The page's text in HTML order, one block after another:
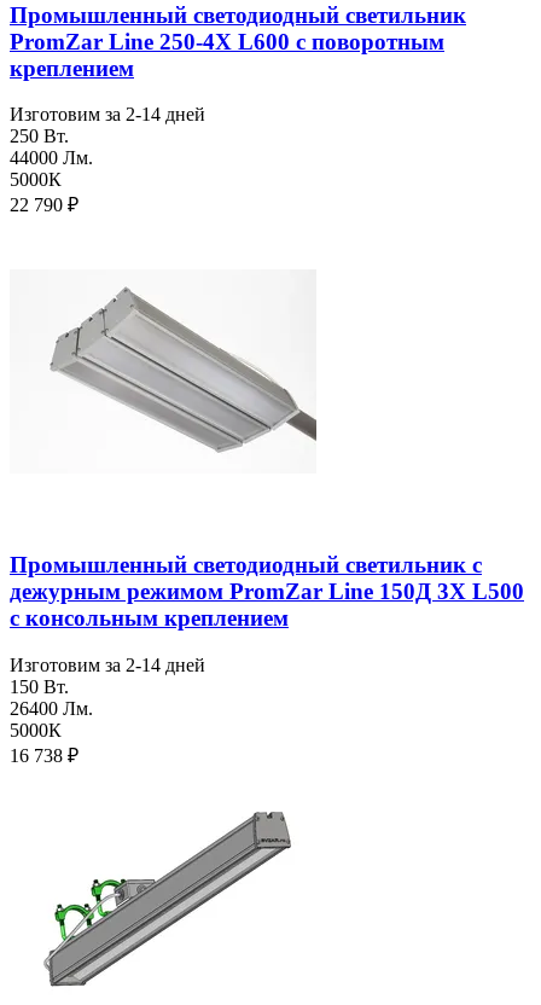
Промышленный светодиодный светильник
PromZar Line 250-4Х L600 с поворотным
креплением
Изготовим за 2-14 дней
250 Вт.
44000 Лм.
5000К
22 790 ₽
Промышленный светодиодный светильник с
дежурным режимом PromZar Line 150Д 3Х L500
с консольным креплением
Изготовим за 2-14 дней
150 Вт.
26400 Лм.
5000К
16 738 ₽